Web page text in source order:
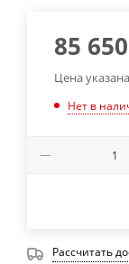
85 650
Цена
Нет в
Рассчитать